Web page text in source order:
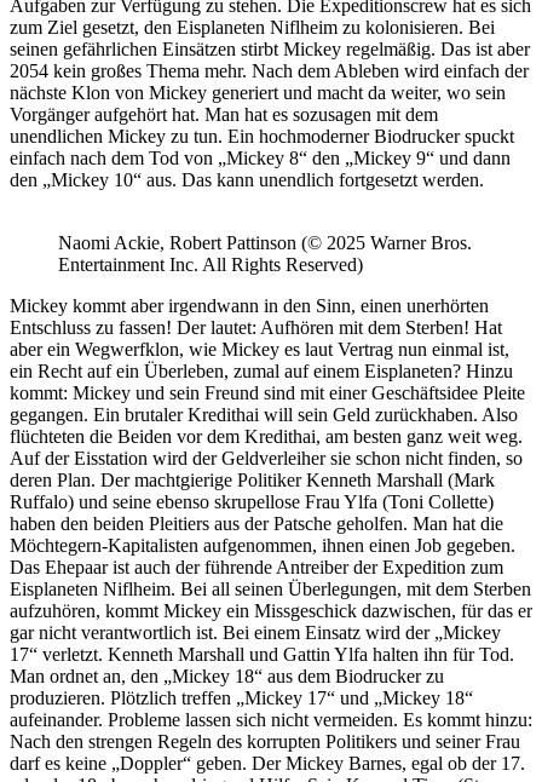
Aufgaben zur Verfügung zu stehen. Die Expeditionscrew hat es sich
zum Ziel gesetzt, den Eisplaneten Niflheim zu kolonisieren. Bei
seinen gefährlichen Einsätzen stirbt Mickey regelmäßig. Das ist aber
2054 kein großes Thema mehr. Nach dem Ableben wird einfach der
nächste Klon von Mickey generiert und macht da weiter, wo sein
Vorgänger aufgehört hat. Man hat es sozusagen mit dem
unendlichen Mickey zu tun. Ein hochmoderner Biodrucker spuckt
einfach nach dem Tod von „Mickey 8“ den „Mickey 9“ und dann
den „Mickey 10“ aus. Das kann unendlich fortgesetzt werden.
Naomi Ackie, Robert Pattinson (© 2025 Warner Bros.
Entertainment Inc. All Rights Reserved)
Mickey kommt aber irgendwann in den Sinn, einen unerhörten
Entschluss zu fassen! Der lautet: Aufhören mit dem Sterben! Hat
aber ein Wegwerfklon, wie Mickey es laut Vertrag nun einmal ist,
ein Recht auf ein Überleben, zumal auf einem Eisplaneten? Hinzu
kommt: Mickey und sein Freund sind mit einer Geschäftsidee Pleite
gegangen. Ein brutaler Kredithai will sein Geld zurückhaben. Also
flüchteten die Beiden vor dem Kredithai, am besten ganz weit weg.
Auf der Eisstation wird der Geldverleiher sie schon nicht finden, so
deren Plan. Der machtgierige Politiker Kenneth Marshall (Mark
Ruffalo) und seine ebenso skrupellose Frau Ylfa (Toni Collette)
haben den beiden Pleitiers aus der Patsche geholfen. Man hat die
Möchtegern-Kapitalisten aufgenommen, ihnen einen Job gegeben.
Das Ehepaar ist auch der führende Antreiber der Expedition zum
Eisplaneten Niflheim. Bei all seinen Überlegungen, mit dem Sterben
aufzuhören, kommt Mickey ein Missgeschick dazwischen, für das er
gar nicht verantwortlich ist. Bei einem Einsatz wird der „Mickey
17“ verletzt. Kenneth Marshall und Gattin Ylfa halten ihn für Tod.
Man ordnet an, den „Mickey 18“ aus dem Biodrucker zu
produzieren. Plötzlich treffen „Mickey 17“ und „Mickey 18“
aufeinander. Probleme lassen sich nicht vermeiden. Es kommt hinzu:
Nach den strengen Regeln des korrupten Politikers und seiner Frau
darf es keine „Doppler“ geben. Der Mickey Barnes, egal ob der 17.